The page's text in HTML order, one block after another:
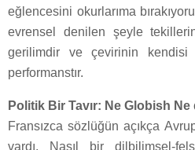
eğlencesini okurlarıma
evrensel denilen şeyle
gerilimdir ve çevirinin
performanstır.
Politik Bir Tavır: Ne Globish
Fransızca sözlüğün açıkça
vardı. Nasıl bir dilbilimsel-